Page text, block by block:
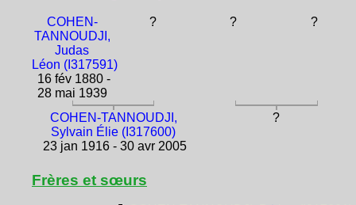
COHEN-
TANNOUDJI,
Judas
Léon (I317591)
16 fév 1880 -
28 mai 1939
? ? ?
COHEN-TANNOUDJI,
Sylvain Élie (I317600)
23 jan 1916 - 30 avr 2005
?
Frères et sœurs